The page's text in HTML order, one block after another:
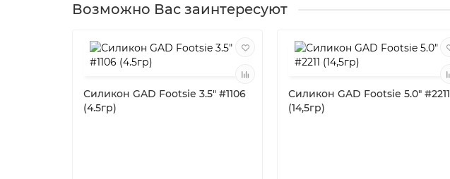
Возможно Вас заинтересуют
Силикон GAD Footsie 3.5" #1106
(4.5гр)
Силикон GAD Footsie 5.0" #2211
(14,5гр)